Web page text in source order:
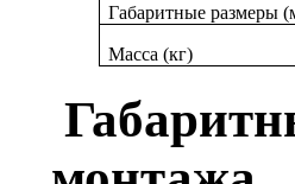
Габаритные размеры
Масса (кг)